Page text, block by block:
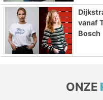
vanaf
Bosch
ONZE